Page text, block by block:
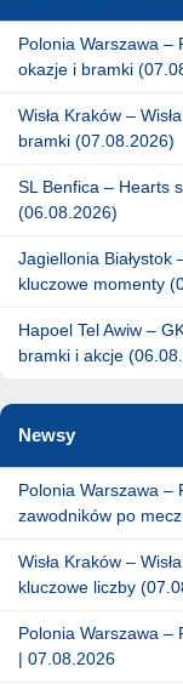
Polonia Warszawa –
okazje i bramki
Wisła Kraków –
bramki (07.08.2026)
SL Benfica – Hearts
(06.08.2026)
Jagiellonia
kluczowe momenty
Hapoel Tel Awiw –
bramki i akcje
Newsy
Polonia Warszawa –
zawodników po
Wisła Kraków –
kluczowe liczby
Polonia Warszawa –
| 07.08.2026